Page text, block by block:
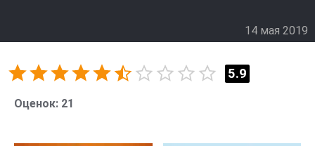
14 мая 2019
5.9
Оценок: 21